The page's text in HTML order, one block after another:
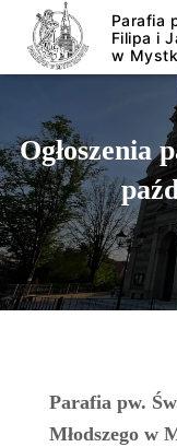
Ogłoszenia
Parafia pw.
Młodszego w